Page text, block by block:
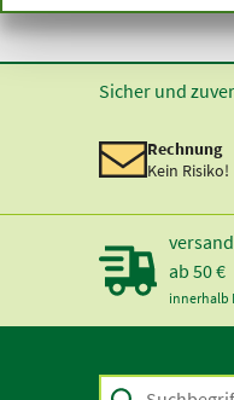
Sicher und
Rechnung
Kein Risiko!
ab 50 €
innerhalb